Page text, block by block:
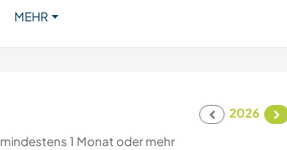
MEHR
2026
mindestens 1 Monat oder mehr